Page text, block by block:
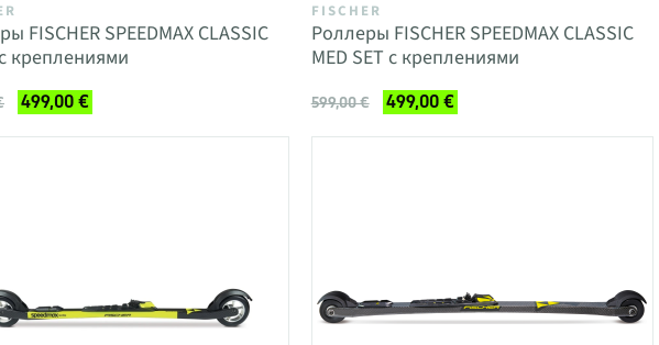
FISCHER SPEEDMAX CLASSIC
креплениями
499,00 €
FISCHER
Роллеры FISCHER SPEEDMAX CLASSIC
MED SET с креплениями
599,00 € 499,00 €